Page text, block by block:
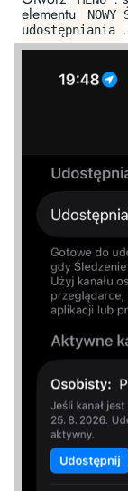
elementu NOWY
udostępniania .